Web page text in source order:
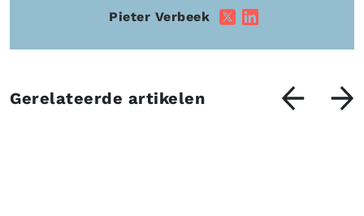
Pieter Verbeek
Gerelateerde artikelen